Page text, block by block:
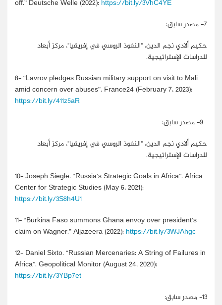
off.” Deutsche Welle (2022): https://bit.ly/3VhC4YE
7- مصدر سابق:
حكيم ألادي نجم الدين، "النفوذ الروسي في إفريقيا"، مركز أبعاد
للدراسات الإستراتيجية.
8-“Lavrov pledges Russian military support on visit to Mali
amid concern over abuses”. France24 (February 7، 2023):
https://bit.ly/411z5aR
مصدر سابق:
حكيم ألادي نجم الدين، "النفوذ الروسي في إفريقيا"، مركز أبعاد
للدراسات الإستراتيجية.
10-Joseph Siegle. “Russia’s Strategic Goals in Africa”. Africa
Center for Strategic Studies (May 6، 2021):
https://bit.ly/3S8h4U1
11-“Burkina Faso summons Ghana envoy over president’s
claim on Wagner.” Aljazeera (2022): https://bit.ly/3WJAhgc
12- Daniel Sixto. “Russian Mercenaries: A String of Failures in
Africa”. Geopolitical Monitor (August 24، 2020):
https://bit.ly/3YBp7et
13- مصدر سابق: